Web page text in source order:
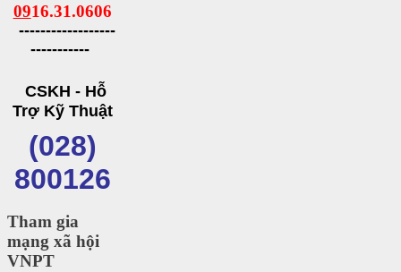
0916.31.0606
------------------
-----------
CSKH - Hỗ
Trợ Kỹ Thuật
(028)
800126
Tham gia
mạng xã hội
VNPT